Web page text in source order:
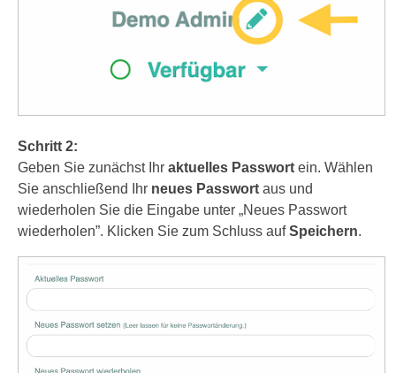
Schritt 2:
Geben Sie zunächst Ihr aktuelles Passwort ein. Wählen
Sie anschließend Ihr neues Passwort aus und
wiederholen Sie die Eingabe unter „Neues Passwort
wiederholen”. Klicken Sie zum Schluss aufSpeichern.